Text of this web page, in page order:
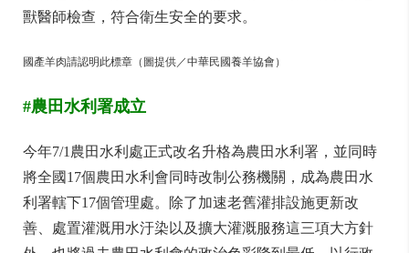
獸醫師檢查，符合衛生安全的要求。
國產羊肉請認明此標章（圖提供／中華民國養羊協會）
#農田水利署成立
今年7/1農田水利處正式改名升格為農田水利署，並同時
將全國17個農田水利會同時改制公務機關，成為農田水
利署轄下17個管理處。除了加速老舊灌排設施更新改
善、處置灌溉用水汙染以及擴大灌溉服務這三項大方針